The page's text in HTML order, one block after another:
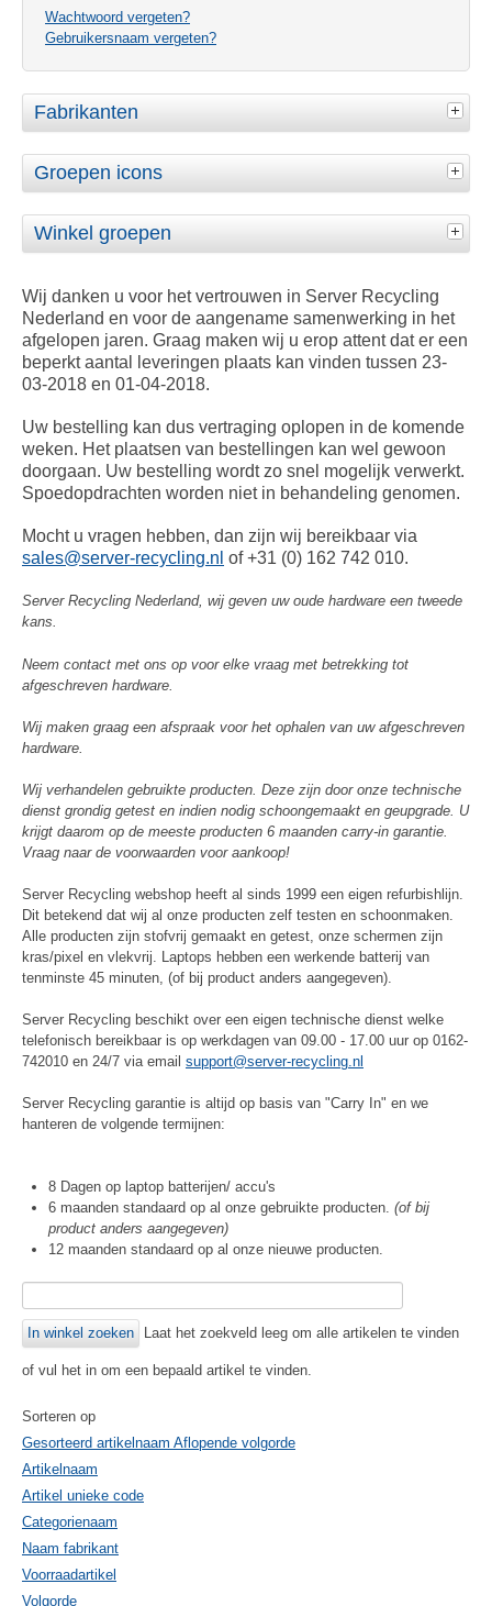
Wachtwoord vergeten?
Gebruikersnaam vergeten?
Fabrikanten
Groepen icons
Winkel groepen
Wij danken u voor het vertrouwen in Server Recycling
Nederland en voor de aangename samenwerking in het
afgelopen jaren. Graag maken wij u erop attent dat er een
beperkt aantal leveringen plaats kan vinden tussen 23-
03-2018 en 01-04-2018.
Uw bestelling kan dus vertraging oplopen in de komende
weken. Het plaatsen van bestellingen kan wel gewoon
doorgaan. Uw bestelling wordt zo snel mogelijk verwerkt.
Spoedopdrachten worden niet in behandeling genomen.
Mocht u vragen hebben, dan zijn wij bereikbaar via
sales@server-recycling.nl of +31 (0) 162 742 010.
Server Recycling Nederland, wij geven uw oude hardware een tweede
kans.
Neem contact met ons op voor elke vraag met betrekking tot
afgeschreven hardware.
Wij maken graag een afspraak voor het ophalen van uw afgeschreven
hardware.
Wij verhandelen gebruikte producten. Deze zijn door onze technische
dienst grondig getest en indien nodig schoongemaakt en geupgrade. U
krijgt daarom op de meeste producten 6 maanden carry-in garantie.
Vraag naar de voorwaarden voor aankoop!
Server Recycling webshop heeft al sinds 1999 een eigen refurbishlijn.
Dit betekend dat wij al onze producten zelf testen en schoonmaken.
Alle producten zijn stofvrij gemaakt en getest, onze schermen zijn
kras/pixel en vlekvrij. Laptops hebben een werkende batterij van
tenminste 45 minuten, (of bij product anders aangegeven).
Server Recycling beschikt over een eigen technische dienst welke
telefonisch bereikbaar is op werkdagen van 09.00 - 17.00 uur op 0162-
742010 en 24/7 via email support@server-recycling.nl
Server Recycling garantie is altijd op basis van "Carry In" en we
hanteren de volgende termijnen:
8 Dagen op laptop batterijen/ accu's
6 maanden standaard op al onze gebruikte producten. (of bij
product anders aangegeven)
12 maanden standaard op al onze nieuwe producten.
Laat het zoekveld leeg om alle artikelen te vinden
of vul het in om een bepaald artikel te vinden.
Sorteren op
Gesorteerd artikelnaam Aflopende volgorde
Artikelnaam
Artikel unieke code
Categorienaam
Naam fabrikant
Voorraadartikel
Volgorde